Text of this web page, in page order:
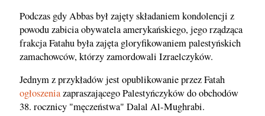
Podczas gdy Abbas był zajęty składaniem kondolencji z
powodu zabicia obywatela amerykańskiego, jego rządząca
frakcja Fatahu była zajęta gloryfikowaniem palestyńskich
zamachowców, którzy zamordowali Izraelczyków.
Jednym z przykładów jest opublikowanie przez Fatah
ogłoszeniazapraszającego Palestyńczyków do obchodów
38. rocznicy "męczeństwa" Dalal Al-Mughrabi.